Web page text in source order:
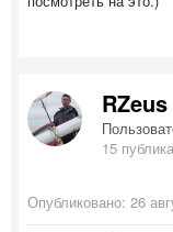
RZeus
15
Опубликовано: 26